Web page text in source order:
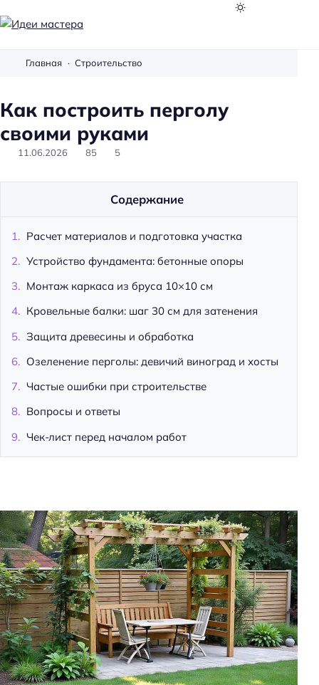
м
с
Главная Строительство
Как построить перголу
своими руками
11.06.2026 85 5
Содержание
Расчет материалов и подготовка участка
Устройство фундамента: бетонные опоры
Монтаж каркаса из бруса 10×10 см
Кровельные балки: шаг 30 см для затенения
Защита древесины и обработка
Озеленение перголы: девичий виноград и хосты
Частые ошибки при строительстве
Вопросы и ответы
Чек-лист перед началом работ